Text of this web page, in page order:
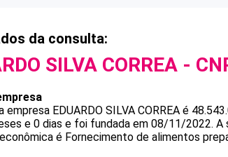
da consulta:
SILVA CORREA -
empresa EDUARDO SILVA CORREA é
e 0 dias e foi fundada em 08/11/2022. A
é Fornecimento de alimentos